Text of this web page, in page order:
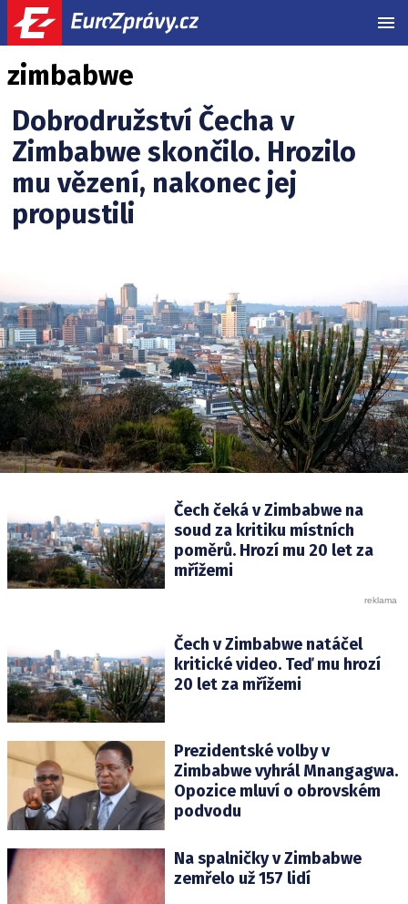
zimbabwe
Dobrodružství Čecha v
Zimbabwe skončilo. Hrozilo
mu vězení, nakonec jej
propustili
Čech čeká v Zimbabwe na
soud za kritiku místních
poměrů. Hrozí mu 20 let za
mřížemi
Čech v Zimbabwe natáčel
kritické video. Teď mu hrozí
20 let za mřížemi
Prezidentské volby v
Zimbabwe vyhrál Mnangagwa.
Opozice mluví o obrovském
podvodu
Na spalničky v Zimbabwe
zemřelo už 157 lidí